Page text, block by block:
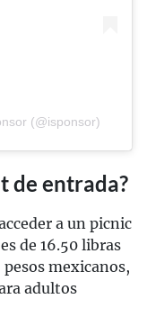
(@isponsor)
de entrada?
a un picnic
de 16.50 libras
mexicanos,
adultos